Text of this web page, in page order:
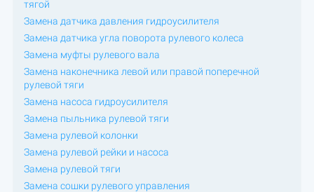
тягой
Замена датчика давления гидроусилителя
Замена датчика угла поворота рулевого колеса
Замена муфты рулевого вала
Замена наконечника левой или правой поперечной
рулевой тяги
Замена насоса гидроусилителя
Замена пыльника рулевой тяги
Замена рулевой колонки
Замена рулевой рейки и насоса
Замена рулевой тяги
Замена сошки рулевого управления